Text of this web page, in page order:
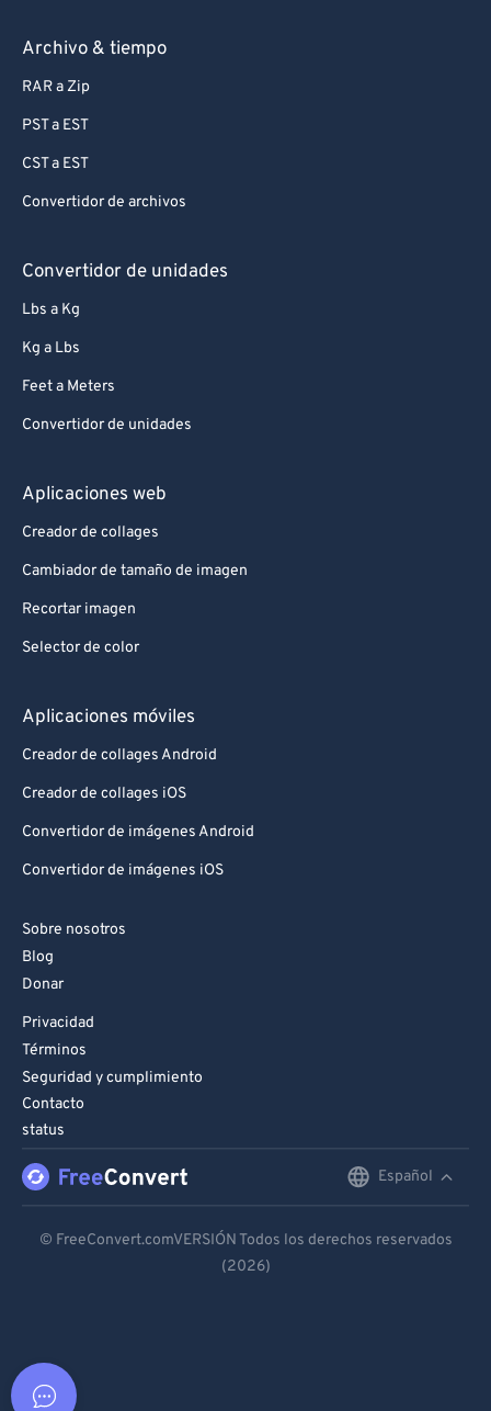
Archivo & tiempo
RAR a Zip
PST a EST
CST a EST
Convertidor de archivos
Convertidor de unidades
Lbs a Kg
Kg a Lbs
Feet a Meters
Convertidor de unidades
Aplicaciones web
Creador de collages
Cambiador de tamaño de imagen
Recortar imagen
Selector de color
Aplicaciones móviles
Creador de collages Android
Creador de collages iOS
Convertidor de imágenes Android
Convertidor de imágenes iOS
Sobre nosotros
Blog
Donar
Privacidad
Términos
Seguridad y cumplimiento
Contacto
status
Español
Español
© FreeConvert.comVERSIÓN Todos los derechos reservados
(2026)